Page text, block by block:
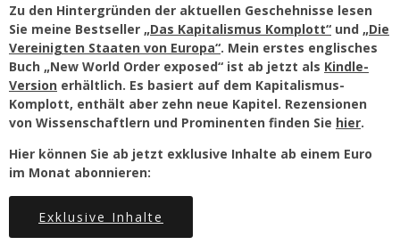
Zu den Hintergründen der aktuellen Geschehnisse lesen
Sie meine Bestseller „Das Kapitalismus Komplott“ und „Die
Vereinigten Staaten von Europa“. Mein erstes englisches
Buch „New World Order exposed“ ist ab jetzt als Kindle-
Version erhältlich. Es basiert auf dem Kapitalismus-
Komplott, enthält aber zehn neue Kapitel. Rezensionen
von Wissenschaftlern und Prominenten finden Sie hier.
Hier können Sie ab jetzt exklusive Inhalte ab einem Euro
im Monat abonnieren:
Exklusive Inhalte